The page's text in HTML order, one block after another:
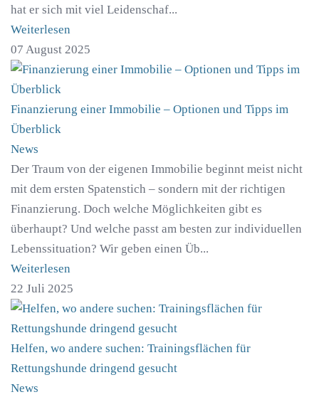
hat er sich mit viel Leidenschaf...
Weiterlesen
07 August 2025
Finanzierung einer Immobilie – Optionen und Tipps im
Überblick
News
Der Traum von der eigenen Immobilie beginnt meist nicht
mit dem ersten Spatenstich – sondern mit der richtigen
Finanzierung. Doch welche Möglichkeiten gibt es
überhaupt? Und welche passt am besten zur individuellen
Lebenssituation? Wir geben einen Üb...
Weiterlesen
22 Juli 2025
Helfen, wo andere suchen: Trainingsflächen für
Rettungshunde dringend gesucht
News